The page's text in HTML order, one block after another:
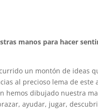
manos para hacer
un montón de ideas
al precioso lema de este
hemos dibujado nuestra
ayudar, jugar,